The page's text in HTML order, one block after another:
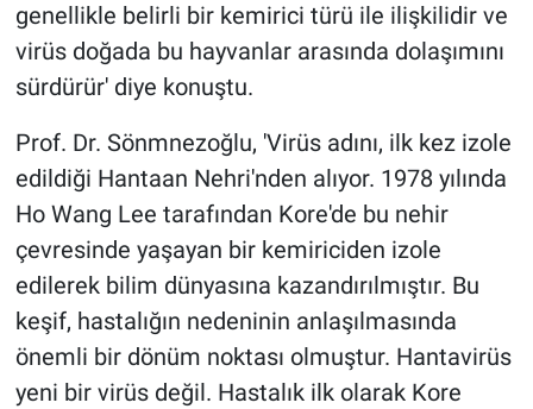
genellikle belirli bir kemirici türü ile ilişkilidir ve
virüs doğada bu hayvanlar arasında dolaşımını
sürdürür' diye konuştu.
Prof. Dr. Sönmnezoğlu, 'Virüs adını, ilk kez izole
edildiği Hantaan Nehri'nden alıyor. 1978 yılında
Ho Wang Lee tarafından Kore'de bu nehir
çevresinde yaşayan bir kemiriciden izole
edilerek bilim dünyasına kazandırılmıştır. Bu
keşif, hastalığın nedeninin anlaşılmasında
önemli bir dönüm noktası olmuştur. Hantavirüs
yeni bir virüs değil. Hastalık ilk olarak Kore